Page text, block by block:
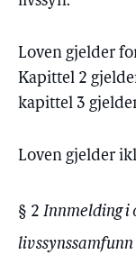
Loven gjelder
Kapittel 2
kapittel 3
Loven gjelder
§ 2 Innmelding i
livssynssamfunn